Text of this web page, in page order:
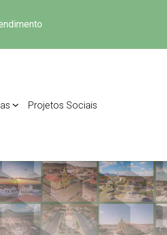
Projetos Sociais